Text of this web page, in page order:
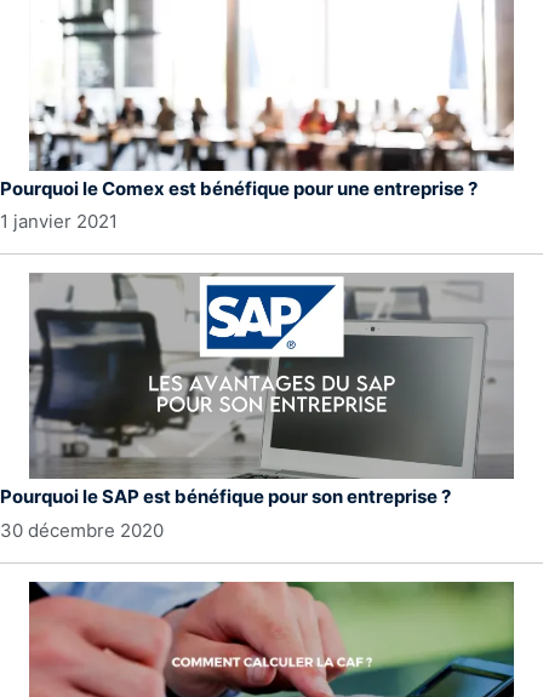
Pourquoi le Comex est bénéfique pour une entreprise ?
1 janvier 2021
Pourquoi le SAP est bénéfique pour son entreprise ?
30 décembre 2020